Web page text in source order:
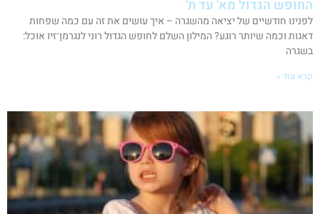
החופש הגדול מא' עד ת'
לפנינו חודשיים של יציאה מהשגרה – איך עושים את זה עם כמה שפחות
דאגות וכמה שיותר רוגע? המילון השלם לחופש הגדול רוני לנגרמן־זיו אוכל:
בשגרה
קרא עוד »